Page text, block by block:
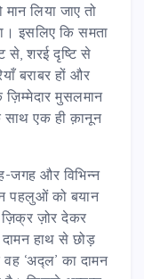
लिया जाए तो
इसलिए कि समता
से, शरई दृष्टि से
बराबर हों और
मुसलमान
एक ही क़ानून
जगह और विभिन्न
पहलुओं को बयान
ज़ोर देकर
दामन हाथ से छोड़
‘अद्ल’ का दामन